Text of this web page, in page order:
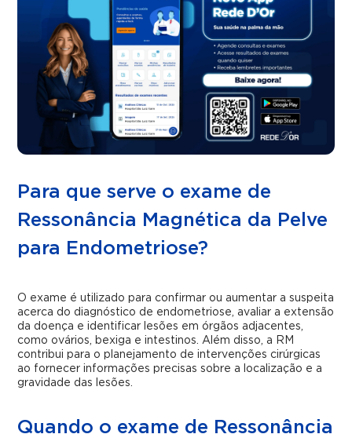
Para que serve o exame de
Ressonância Magnética da Pelve
para Endometriose?
O exame é utilizado para confirmar ou aumentar a suspeita
acerca do diagnóstico de endometriose, avaliar a extensão
da doença e identificar lesões em órgãos adjacentes,
como ovários, bexiga e intestinos. Além disso, a RM
contribui para o planejamento de intervenções cirúrgicas
ao fornecer informações precisas sobre a localização e a
gravidade das lesões.
Quando o exame de Ressonância